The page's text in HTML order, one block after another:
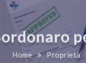
Home Proprietà